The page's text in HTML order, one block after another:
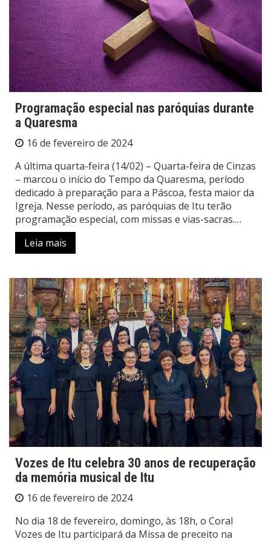
Programação especial nas paróquias durante
a Quaresma
16 de fevereiro de 2024
A última quarta-feira (14/02) – Quarta-feira de Cinzas
– marcou o início do Tempo da Quaresma, período
dedicado à preparação para a Páscoa, festa maior da
Igreja. Nesse período, as paróquias de Itu terão
programação especial, com missas e vias-sacras.…
Leia mais
Vozes de Itu celebra 30 anos de recuperação
da memória musical de Itu
16 de fevereiro de 2024
No dia 18 de fevereiro, domingo, às 18h, o Coral
Vozes de Itu participará da Missa de preceito na